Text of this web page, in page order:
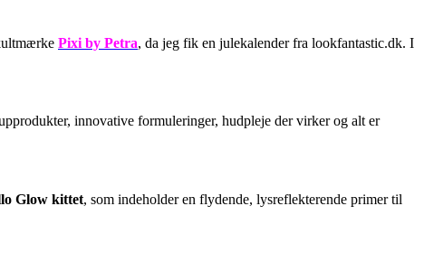
Pixi by Petra, da jeg fik en julekalender fra lookfantastic.dk. I
innovative formuleringer, hudpleje der virker og alt er
Glow kittet, som indeholder en flydende, lysreflekterende primer til